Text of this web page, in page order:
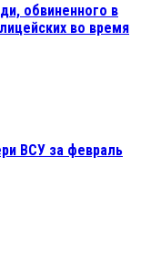
обвиненного в
во время
ВСУ за февраль